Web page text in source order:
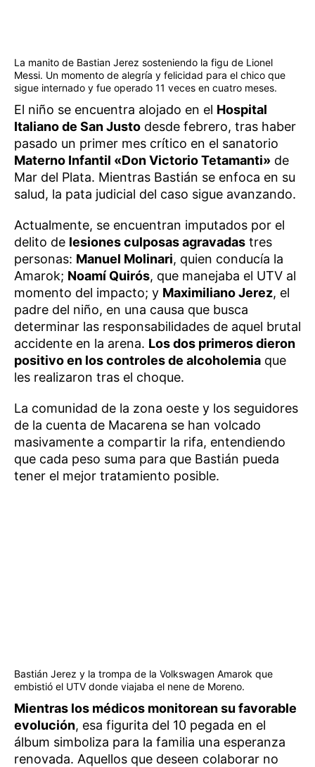
La manito de Bastian Jerez sosteniendo la figu de Lionel
Messi. Un momento de alegría y felicidad para el chico que
sigue internado y fue operado 11 veces en cuatro meses.
El niño se encuentra alojado en el Hospital
Italiano de San Justo desde febrero, tras haber
pasado un primer mes crítico en el sanatorio
Materno Infantil «Don Victorio Tetamanti» de
Mar del Plata. Mientras Bastián se enfoca en su
salud, la pata judicial del caso sigue avanzando.
Actualmente, se encuentran imputados por el
delito de lesiones culposas agravadas tres
personas: Manuel Molinari, quien conducía la
Amarok; Noamí Quirós, que manejaba el UTV al
momento del impacto; y Maximiliano Jerez, el
padre del niño, en una causa que busca
determinar las responsabilidades de aquel brutal
accidente en la arena. Los dos primeros dieron
positivo en los controles de alcoholemia que
les realizaron tras el choque.
La comunidad de la zona oeste y los seguidores
de la cuenta de Macarena se han volcado
masivamente a compartir la rifa, entendiendo
que cada peso suma para que Bastián pueda
tener el mejor tratamiento posible.
Bastián Jerez y la trompa de la Volkswagen Amarok que
embistió el UTV donde viajaba el nene de Moreno.
Mientras los médicos monitorean su favorable
evolución, esa figurita del 10 pegada en el
álbum simboliza para la familia una esperanza
renovada. Aquellos que deseen colaborar no